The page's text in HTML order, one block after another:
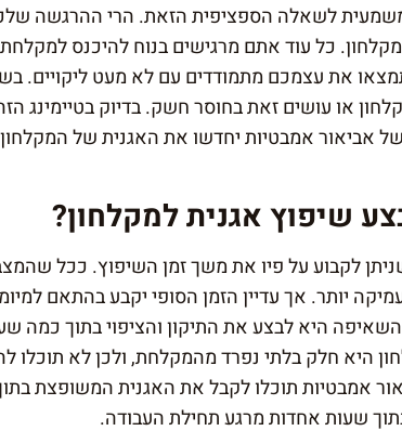
לשאלה הספציפית הזאת. הרי ההרגשה
כל עוד אתם מרגישים בנוח להיכנס למקלחת,
את עצמכם מתמודדים עם לא מעט ליקויים.
או עושים זאת בחוסר חשק. בדיוק בטיימינג
אביאור אמבטיות יחדשו את האגנית של המקלחון
שיפוץ אגנית למקלחון?
לקבוע על פיו את משך זמן השיפוץ. ככל
יותר. אך עדיין הזמן הסופי יקבע בהתאם
היא לבצע את התיקון והציפוי בתוך כמה
היא חלק בלתי נפרד מהמקלחת, ולכן לא
אמבטיות תוכלו לקבל את האגנית המשופצת
שעות אחדות מרגע תחילת העבודה.